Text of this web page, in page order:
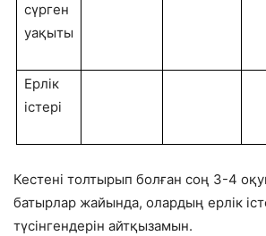
сүрген
уақыты
Ерлік
істері
Кестені толтырып болған соң 3-4
батырлар жайында, олардың ерлік
түсінгендерін айтқызамын.